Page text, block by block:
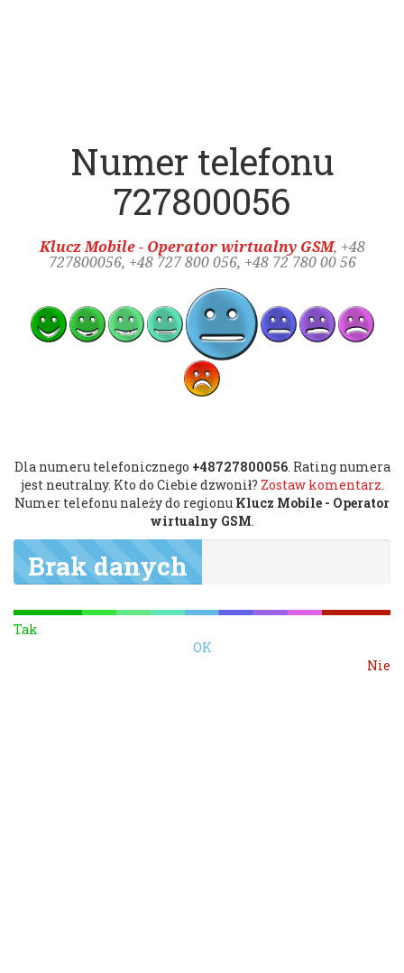
Numer telefonu
727800056
Klucz Mobile - Operator wirtualny GSM, +48
727800056, +48 727 800 056, +48 72 780 00 56
Dla numeru telefonicznego +48727800056. Rating numera
jest neutralny. Kto do Ciebie dzwonił? Zostaw komentarz.
Numer telefonu należy do regionu Klucz Mobile - Operator
wirtualny GSM.
Brak danych
Tak
OK
Nie